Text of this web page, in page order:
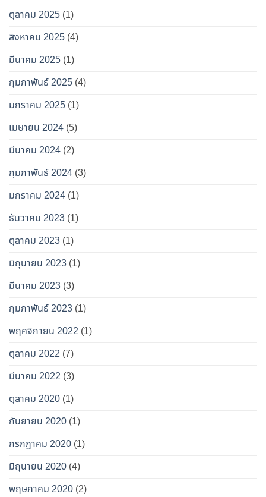
ตุลาคม 2025 (1)
สิงหาคม 2025 (4)
มีนาคม 2025 (1)
กุมภาพันธ์ 2025 (4)
มกราคม 2025 (1)
เมษายน 2024 (5)
มีนาคม 2024 (2)
กุมภาพันธ์ 2024 (3)
มกราคม 2024 (1)
ธันวาคม 2023 (1)
ตุลาคม 2023 (1)
มิถุนายน 2023 (1)
มีนาคม 2023 (3)
กุมภาพันธ์ 2023 (1)
พฤศจิกายน 2022 (1)
ตุลาคม 2022 (7)
มีนาคม 2022 (3)
ตุลาคม 2020 (1)
กันยายน 2020 (1)
กรกฎาคม 2020 (1)
มิถุนายน 2020 (4)
พฤษภาคม 2020 (2)